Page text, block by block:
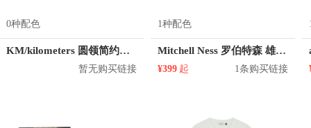
0种配色
KM/kilometers 圆领简约短袖T恤 M2X2108073
暂无购买链接
1种配色
Mitchell Ness 罗伯特森 雄鹿队 1号球衣
¥399 起 1条购买链接